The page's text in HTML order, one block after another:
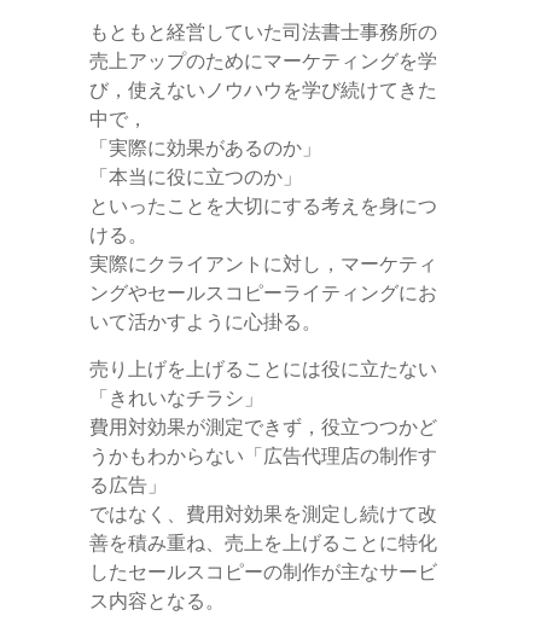
もともと経営していた司法書士事務所の
売上アップのためにマーケティングを学
び，使えないノウハウを学び続けてきた
中で，
「実際に効果があるのか」
「本当に役に立つのか」
といったことを大切にする考えを身につ
ける。
実際にクライアントに対し，マーケティ
ングやセールスコピーライティングにお
いて活かすように心掛る。
売り上げを上げることには役に立たない
「きれいなチラシ」
費用対効果が測定できず，役立つつかど
うかもわからない「広告代理店の制作す
る広告」
ではなく、費用対効果を測定し続けて改
善を積み重ね、売上を上げることに特化
したセールスコピーの制作が主なサービ
ス内容となる。